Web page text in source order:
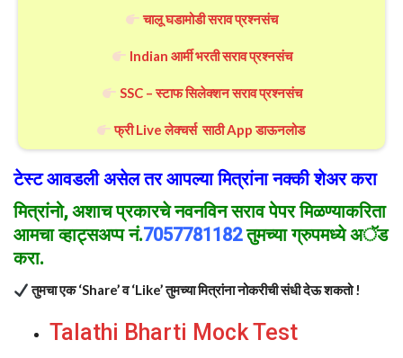
चालू घडामोडी सराव प्रश्नसंच
Indian आर्मी भरती सराव प्रश्नसंच
SSC – स्टाफ सिलेक्शन सराव प्रश्नसंच
फ्री Live लेक्चर्स साठी App डाऊनलोड
टेस्ट आवडली असेल तर आपल्या मित्रांना नक्की शेअर करा
मित्रांनो, अशाच प्रकारचेनवनविन सराव पेपर मिळण्याकरिता
आमचा व्हाट्सअप्प नं.7057781182तुमच्या ग्रुपमध्ये अॅड
करा.
तुमचा एक ‘Share’ व ‘Like’ तुमच्या मित्रांना नोकरीची संधी देऊ शकतो !
Talathi Bharti Mock Test